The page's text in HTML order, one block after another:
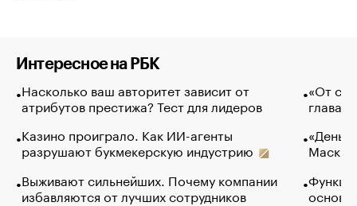
Интересное на РБК
Насколько ваш авторитет зависит от
атрибутов престижа? Тест для лидеров
Казино проиграло. Как ИИ-агенты
разрушают букмекерскую индустрию
Выживают сильнейших. Почему компании
избавляются от лучших сотрудников
«От
глава
Маск в
основ